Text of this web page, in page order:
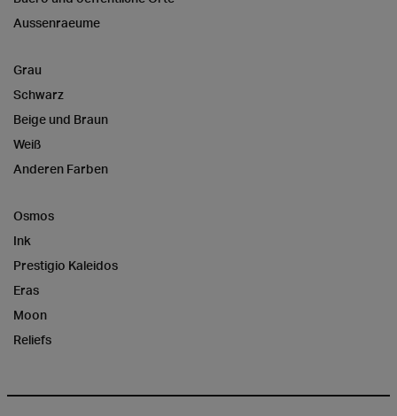
Aussenraeume
Grau
Schwarz
Beige und Braun
Weiß
Anderen Farben
Osmos
Ink
Prestigio Kaleidos
Eras
Moon
Reliefs